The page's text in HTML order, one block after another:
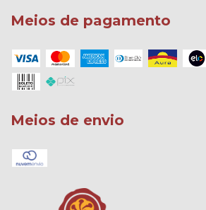
Meios de pagamento
Meios de envio